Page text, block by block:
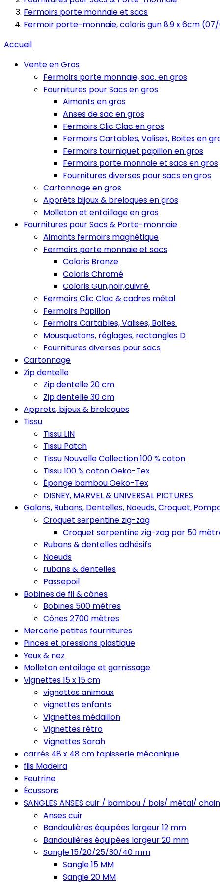
Fermoirs porte monnaie et sacs
Fermoir porte-monnaie, coloris gun 8.9 x 6cm
Accueil
Vente en Gros
Fermoirs porte monnaie, sac. en gros
Fournitures pour Sacs en gros
Aimants en gros
Anses de sac en gros
Fermoirs Clic Clac en gros
Fermoirs Cartables, Valises, Boites en
Fermoirs tourniquet papillon en gros
Fermoirs porte monnaie et sacs en gros
Fournitures diverses pour sacs en gros
Cartonnage en gros
Apprêts bijoux & breloques en gros
Molleton et entoillage en gros
Fournitures pour Sacs & Porte-monnaie
Aimants fermoirs magnétique
Fermoirs porte monnaie et sacs
Coloris Bronze
Coloris Chromé
Coloris Gun,noir,cuivré.
Fermoirs Clic Clac & cadres métal
Fermoirs Papillon
Fermoirs Cartables, Valises, Boites.
Mousquetons, réglages, rectangles D
Fournitures diverses pour sacs
Cartonnage
Zip dentelle
Zip dentelle 20 cm
Zip dentelle 30 cm
Apprets, bijoux & breloques
Tissu
Tissu LIN
Tissu Patch
Tissu Nouvelle Collection 100 % coton
Tissu 100 % coton Oeko-Tex
Éponge bambou Oeko-Tex
DISNEY, MARVEL & UNIVERSAL PICTURES
Galons, Rubans, Dentelles, Noeuds, Croquet,
Croquet serpentine zig-zag
Croquet serpentine zig-zag par 50
Rubans & dentelles adhésifs
Noeuds
rubans & dentelles
Passepoil
Bobines de fil & cônes
Bobines 500 mètres
Cônes 2700 mètres
Mercerie petites fournitures
Pinces et pressions plastique
Yeux & nez
Molleton entoilage et garnissage
Vignettes 15 x 15 cm
vignettes animaux
vignettes enfants
Vignettes médaillon
Vignettes rétro
Vignettes Sarah
carrés 48 x 48 cm tapisserie mécanique
fils Madeira
Feutrine
Écussons
SANGLES ANSES cuir / bambou / bois/ métal/
Anses cuir
Bandoulières équipées largeur 12 mm
Bandoulières équipées largeur 20 mm
Sangle 15/20/25/30/40 mm
Sangle 15 MM
Sangle 20 MM